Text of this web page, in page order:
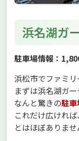
浜名湖ガ
駐車場情報：
浜松市でファミ
まずは浜名湖ガ
なんと驚きの駐
これだけ広けれ
とはほぼありませ